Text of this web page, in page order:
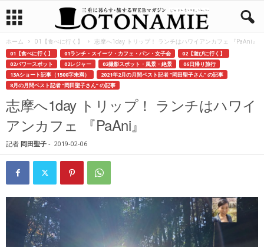
ホーム 01【食べに行く】 志摩へ1day トリップ！ ランチはハワイアンカフェ 『PaAni』
01【食べに行く】 01ランチ・スイーツ・カフェ・パン・女子会
02【遊びに行く】
02パワースポット
02レジャー 02撮影スポット・風景・絶景
06日帰り旅行
13Aショート記事（1500字未満）
2021年2月の月間ベスト記者 ”岡田聖子さん” の記事
8月の月間ベスト記者 ”岡田聖子さん” の記事
志摩へ1day トリップ！ ランチはハワイ
アンカフェ 『PaAni』
記者 岡田聖子 - 2019-02-06